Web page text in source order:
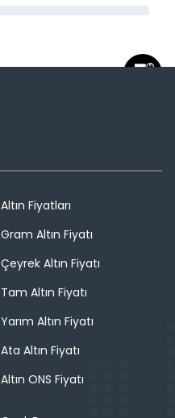
Altın Fiyatları
Gram Altın Fiyatı
Çeyrek Altın Fiyatı
Tam Altın Fiyatı
Yarım Altın Fiyatı
Ata Altın Fiyatı
Altın ONS Fiyatı